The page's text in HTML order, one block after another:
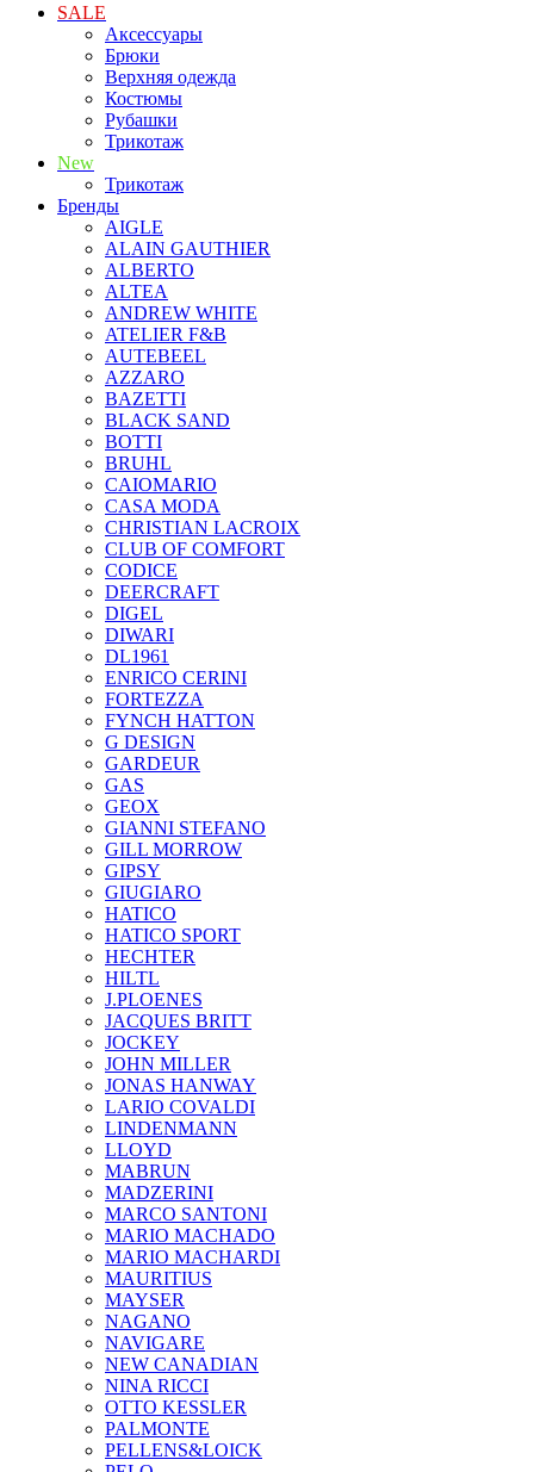
SALE
Аксессуары
Брюки
Верхняя одежда
Костюмы
Рубашки
Трикотаж
New
Трикотаж
Бренды
AIGLE
ALAIN GAUTHIER
ALBERTO
ALTEA
ANDREW WHITE
ATELIER F&B
AUTEBEEL
AZZARO
BAZETTI
BLACK SAND
BOTTI
BRUHL
CAIOMARIO
CASA MODA
CHRISTIAN LACROIX
CLUB OF COMFORT
CODICE
DEERCRAFT
DIGEL
DIWARI
DL1961
ENRICO CERINI
FORTEZZA
FYNCH HATTON
G DESIGN
GARDEUR
GAS
GEOX
GIANNI STEFANO
GILL MORROW
GIPSY
GIUGIARO
HATICO
HATICO SPORT
HECHTER
HILTL
J.PLOENES
JAСQUES BRITT
JOCKEY
JOHN MILLER
JONAS HANWAY
LARIO COVALDI
LINDENMANN
LLOYD
MABRUN
MADZERINI
MARCO SANTONI
MARIO MACHADO
MARIO MACHARDI
MAURITIUS
MAYSER
NAGANO
NAVIGARE
NEW CANADIAN
NINA RICCI
OTTO KESSLER
PALMONTE
PELLENS&LOICK